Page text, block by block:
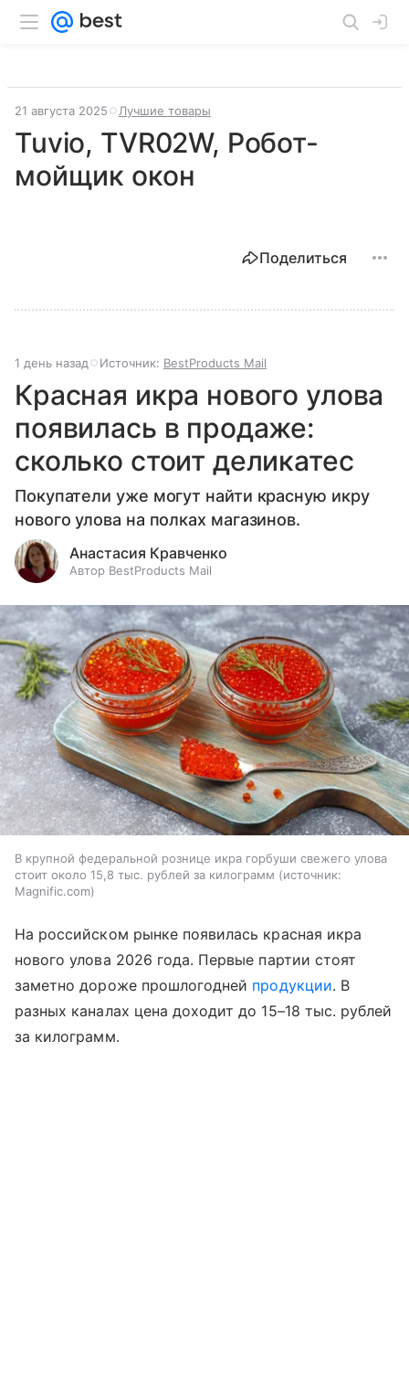
21 августа 2025 Лучшие товары
Tuvio, TVR02W, Робот-
мойщик окон
Поделиться
1 день назад Источник: BestProducts Mail
Красная икра нового улова
появилась в продаже:
сколько стоит деликатес
Покупатели уже могут найти красную икру
нового улова на полках магазинов.
Анастасия Кравченко
Автор BestProducts Mail
В крупной федеральной рознице икра горбуши свежего улова
стоит около 15,8 тыс. рублей за килограмм
источник:
Magnific.com
На российском рынке появилась красная икра
нового улова 2026 года. Первые партии стоят
заметно дороже прошлогодней продукции. В
разных каналах цена доходит до 15–18 тыс. рублей
за килограмм.